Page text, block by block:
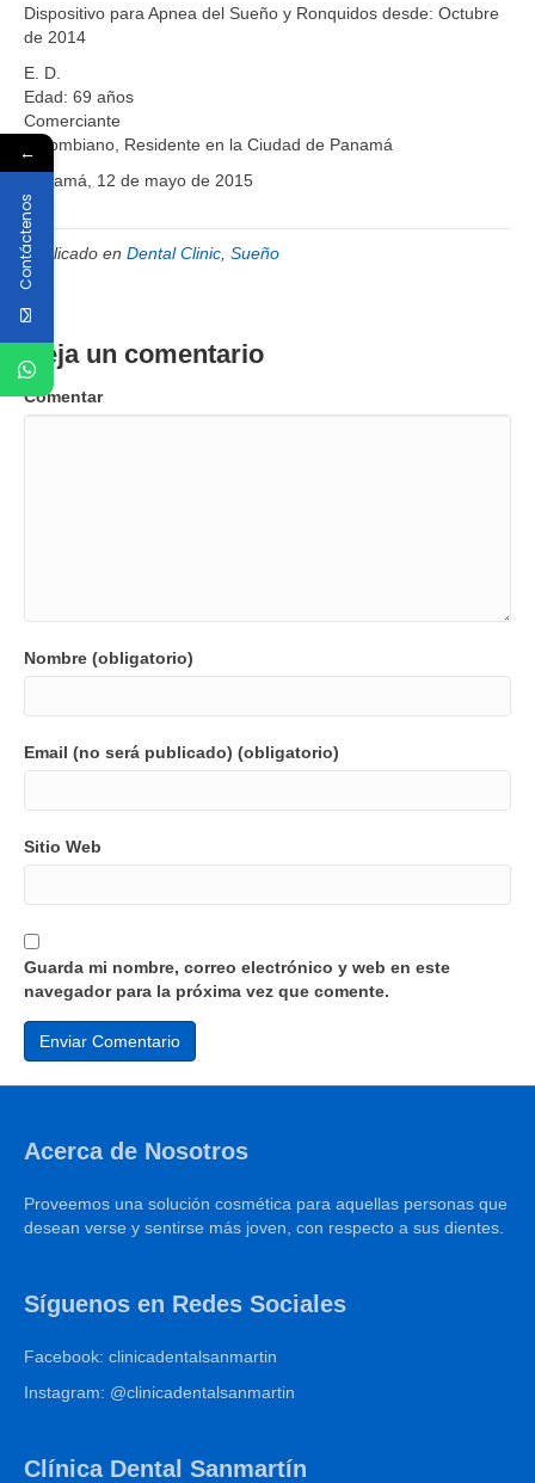
Dispositivo para Apnea del Sueño y Ronquidos desde: Octubre
de 2014
E. D.
Edad: 69 años
Comerciante
Colombiano, Residente en la Ciudad de Panamá
Panamá, 12 de mayo de 2015
Publicado en Dental Clinic Sueño
Deja un comentario
Comentar
Nombre (obligatorio)
Email (no será publicado) (obligatorio)
Sitio Web
Guarda mi nombre, correo electrónico y web en este
navegador para la próxima vez que comente.
Acerca de Nosotros
Proveemos una solución cosmética para aquellas personas que
desean verse y sentirse más joven, con respecto a sus dientes.
Síguenos en Redes Sociales
Facebook: clinicadentalsanmartin
Instagram: @clinicadentalsanmartin
Clínica Dental Sanmartín
←
Contáctenos